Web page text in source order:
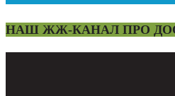
НАШ ЖЖ-КАНАЛ ПРО